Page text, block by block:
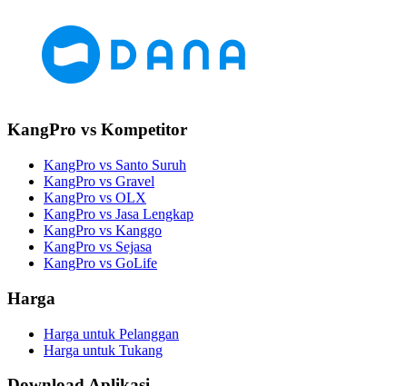
KangPro vs Kompetitor
KangPro vs Santo Suruh
KangPro vs Gravel
KangPro vs OLX
KangPro vs Jasa Lengkap
KangPro vs Kanggo
KangPro vs Sejasa
KangPro vs GoLife
Harga
Harga untuk Pelanggan
Harga untuk Tukang